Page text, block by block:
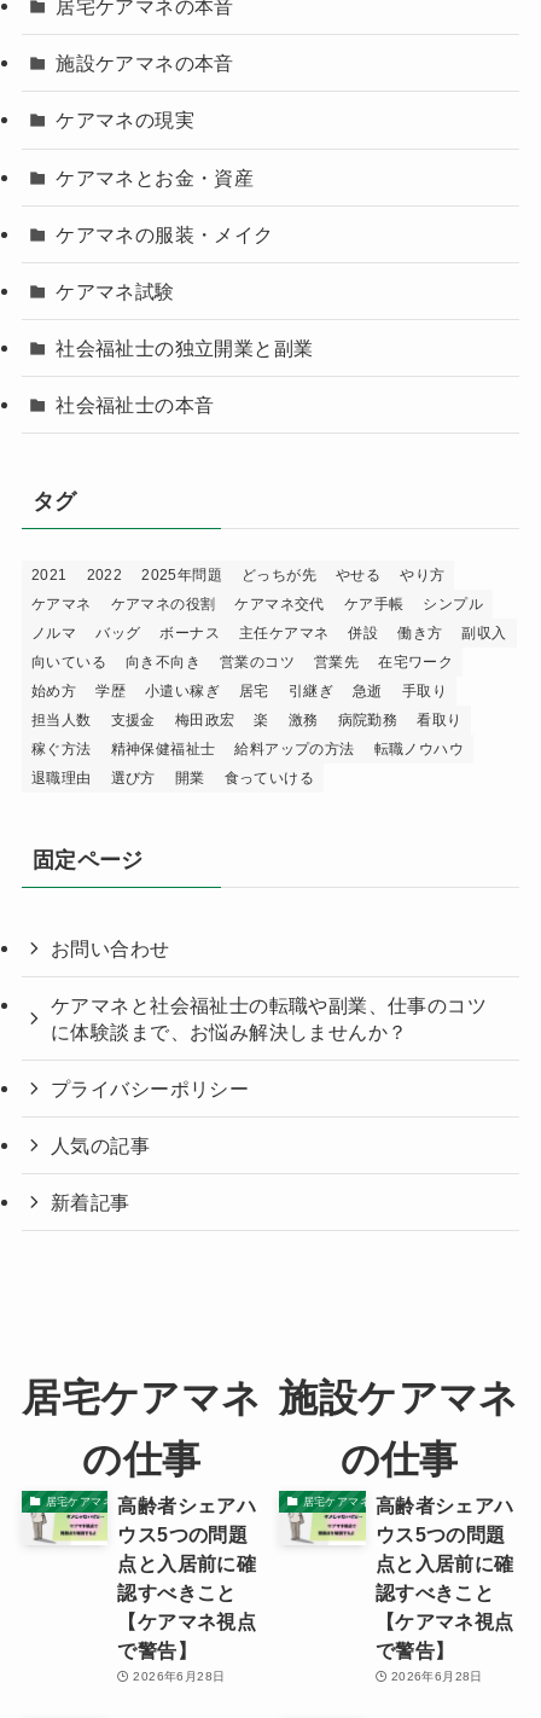
居宅ケアマネの本音
施設ケアマネの本音
ケアマネの現実
ケアマネとお金・資産
ケアマネの服装・メイク
ケアマネ試験
社会福祉士の独立開業と副業
社会福祉士の本音
タグ
2021 2022 2025年問題 どっちが先 やせる
やり方
ケアマネ
ケアマネの役割 ケアマネ交代 ケア手帳
シンプル
ノルマ
バッグ ボーナス 主任ケアマネ 併設 働き方
副収入
向いている
向き不向き 営業のコツ 営業先
在宅ワーク
始め方
学歴 小遣い稼ぎ 居宅 引継ぎ 急逝
手取り
担当人数
支援金 梅田政宏 楽 激務 病院勤務
看取り
稼ぐ方法
精神保健福祉士 給料アップの方法
転職ノウハウ
退職理由
選び方 開業 食っていける
固定ページ
お問い合わせ
ケアマネと社会福祉士の転職や副業、仕事のコツ
に体験談まで、お悩み解決しませんか？
プライバシーポリシー
人気の記事
新着記事
居宅ケアマネ
の仕事
居宅ケアマネの本音高齢者シェアハ
ウス5つの問題
点と入居前に確
認すべきこと
【ケアマネ視点
で警告】
2026年6月28日
施設ケアマネ
の仕事
居宅ケアマネの本音高齢者シェアハ
ウス5つの問題
点と入居前に確
認すべきこと
【ケアマネ視点
で警告】
2026年6月28日